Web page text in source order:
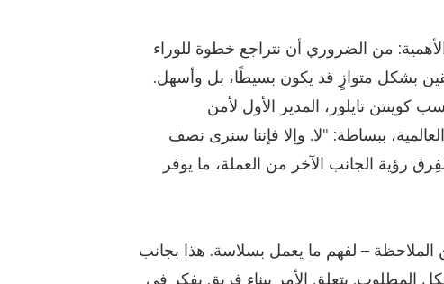
من الضروري أن نتراجع خطوة للوراء
بشكل متوازٍ قد يكون بسيطًا، بل وأسهل.
كوينتن تايلور، المدير الأول لأمن
ببساطة: "لا. وإلا فإننا سنرى نصف
رؤية الجانب الآخر من العملة، ما يوفر
الملاحظة – لفهم ما يعمل بسلاسة. هذا بجانب
المطلوب. يتعلق الأمر ببناء فريق يفكر في